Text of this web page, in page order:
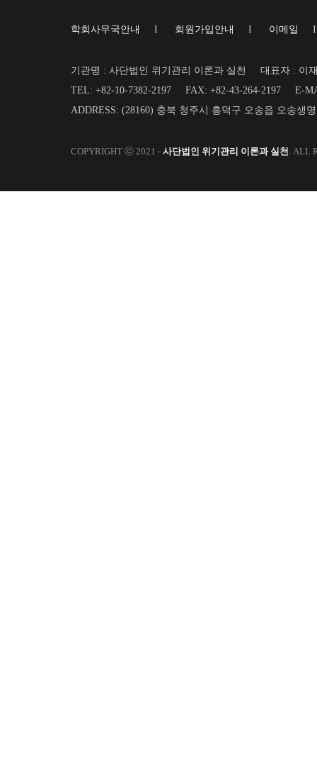
학회사무국안내 I 회원가입안내 I 이메일
기관명 : 사단법인 위기관리 이론과 실천
대표자 : 이
TEL: +82-10-7382-2197
FAX: +82-43-264-2197
E-
ADDRESS: (28160) 충북 청주시 흥덕구 오송읍 오송생
COPYRIGHT ⓒ 2021 - 사단법인 위기관리 이론과 실천. ALL